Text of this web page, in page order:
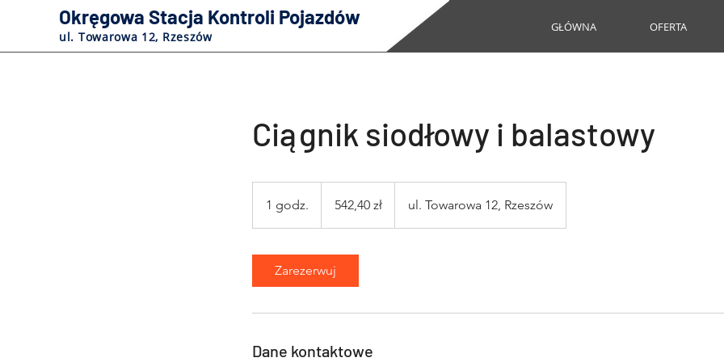
Okręgowa Stacja Kontroli Pojazdów
ul. Towarowa 12, Rzeszów
GŁÓWNA OFERTA
Ciągnik siodłowy i balastowy
1 godz.
g
polskiego
542,40 zł ul. Towarowa 12, Rzeszów
Zarezerwuj
Dane kontaktowe